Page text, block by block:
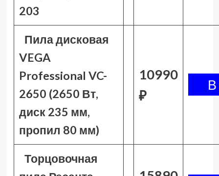
203
Пила дисковая
VEGA
Professional VC-
2650 (2650 Вт,
диск 235 мм,
пропил 80 мм)
10990
₽
Торцовочная